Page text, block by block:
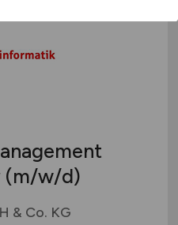
(m/w/d)
& Co. KG